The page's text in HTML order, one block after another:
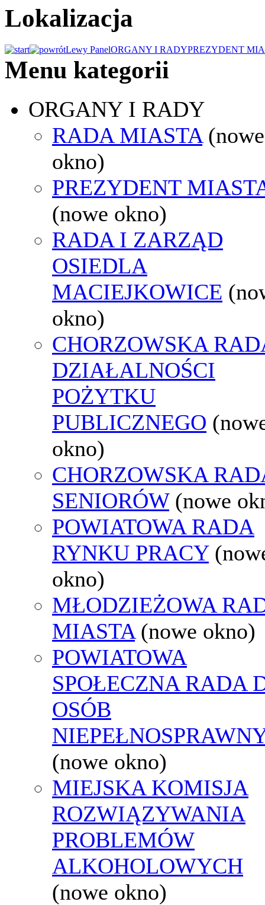
Lokalizacja
Lewy PanelORGANY I RADYPREZYDENT
Menu kategorii
ORGANY I RADY
RADA MIASTA (nowe
okno)
PREZYDENT
(nowe okno)
RADA I ZARZĄD
OSIEDLA
MACIEJKOWICE
okno)
CHORZOWSKA
DZIAŁALNOŚCI
POŻYTKU
PUBLICZNEGO
okno)
CHORZOWSKA
SENIORÓW (nowe
POWIATOWA RADA
RYNKU PRACY
okno)
MŁODZIEŻOWA
MIASTA (nowe okno)
POWIATOWA
SPOŁECZNA RADA
OSÓB
(nowe okno)
MIEJSKA KOMISJA
ROZWIĄZYWANIA
PROBLEMÓW
ALKOHOLOWYCH
(nowe okno)